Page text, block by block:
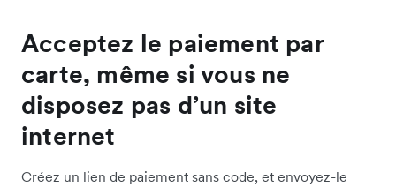
Acceptez le paiement par
carte, même si vous ne
disposez pas d’un site
internet
Créez un lien de paiement sans code, et envoyez-le